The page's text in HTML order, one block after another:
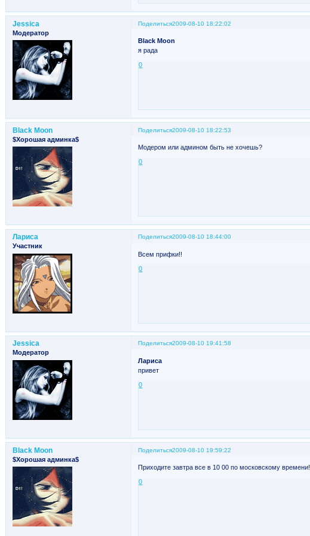
Поделиться2009-08-10 18:22:02
Jessica
Модератор
Black Moon
я рада
0
Поделиться2009-08-10 18:22:53
Black Moon
$Хорошая админка$
Модером или админом быть не хочешь?
0
Поделиться2009-08-10 18:44:00
Лариса
Участник
Всем прифки!!
0
Поделиться2009-08-10 19:41:58
Jessica
Модератор
Лариса
привет
0
Поделиться2009-08-10 19:59:22
Black Moon
$Хорошая админка$
Приходите завтра все в 10 00 по московскому времени!
0